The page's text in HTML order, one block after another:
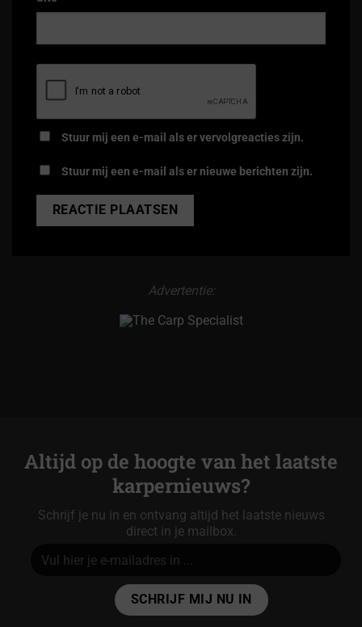
Stuur mij een e-mail als er vervolgreacties zijn.
Stuur mij een e-mail als er nieuwe berichten zijn.
Advertentie:
Altijd op de hoogte van het laatste
karpernieuws?
Schrijf je nu in en ontvang altijd het laatste nieuws
direct in je mailbox.